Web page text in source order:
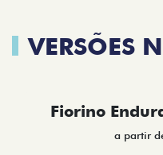
VERSÕES
Fiorino
a partir